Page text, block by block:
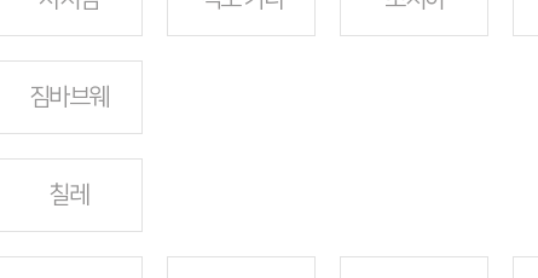
짐바브웨
칠레